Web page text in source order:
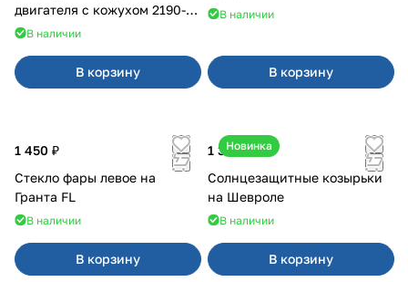
двигателя с кожухом 2190-
2194 н/о с кондиционером
В наличии
В корзину
В наличии
В корзину
1 450 ₽
Стекло фары левое на
Гранта FL
В наличии
В корзину
Новинка
1 350 ₽
Солнцезащитные козырьки
на Шевроле
В наличии
В корзину